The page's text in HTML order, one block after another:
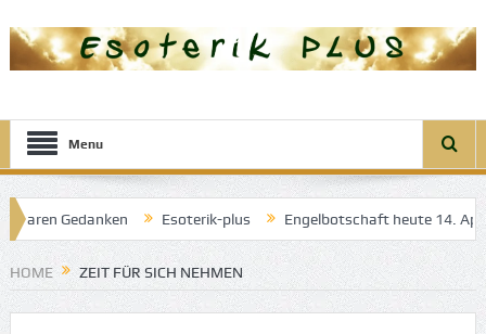
Menu
Gedanken Esoterik-plus Engelbotschaft heute 14. April
der guten Träume
HOME ZEIT FÜR SICH NEHMEN